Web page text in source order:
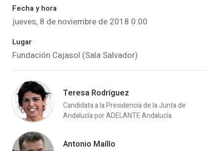
Fecha y hora
jueves, 8 de noviembre de 2018 0:00
Lugar
Fundación Cajasol (Sala Salvador)
Teresa Rodríguez
Candidata a la Presidencia de la Junta de
Andalucía por ADELANTE Andalucía
Antonio Maíllo